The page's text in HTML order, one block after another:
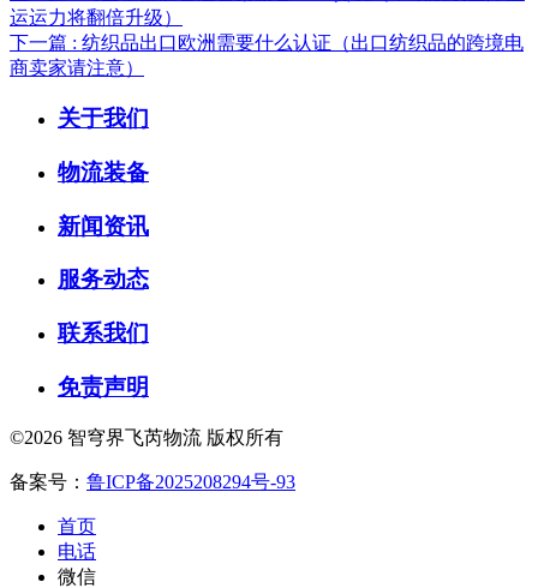
运运力将翻倍升级）
下一篇 : 纺织品出口欧洲需要什么认证（出口纺织品的跨境电
商卖家请注意）
关于我们
物流装备
新闻资讯
服务动态
联系我们
免责声明
©2026 智穹界飞芮物流 版权所有
备案号： 鲁ICP备2025208294号-93
首页
电话
微信